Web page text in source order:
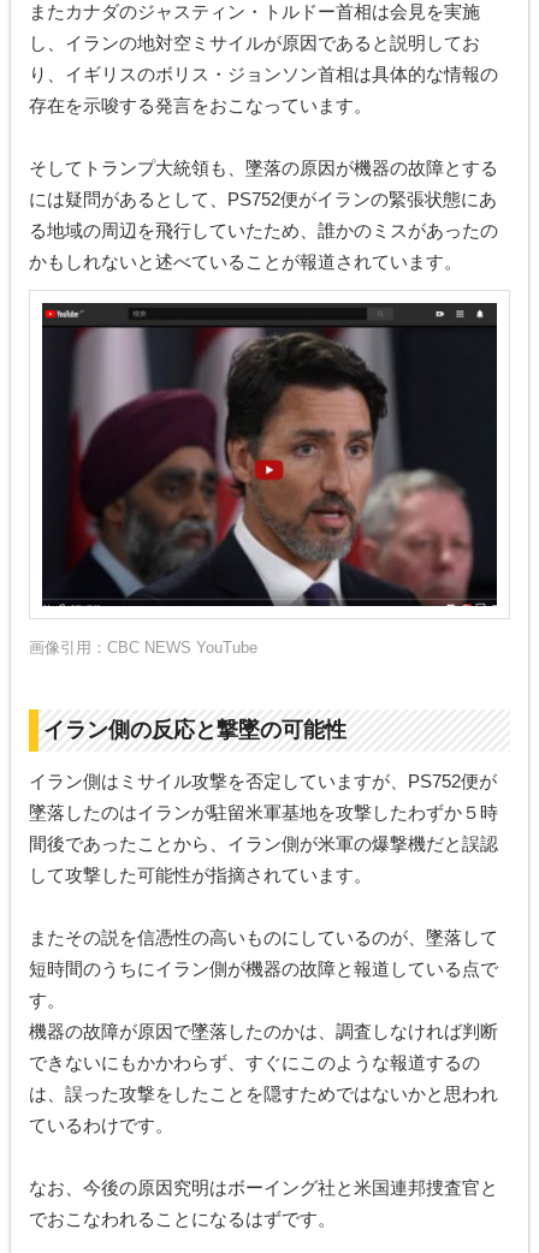
またカナダのジャスティン・トルドー首相は会見を実施
し、イランの地対空ミサイルが原因であると説明してお
り、イギリスのボリス・ジョンソン首相は具体的な情報の
存在を示唆する発言をおこなっています。
そしてトランプ大統領も、墜落の原因が機器の故障とする
には疑問があるとして、PS752便がイランの緊張状態にあ
る地域の周辺を飛行していたため、誰かのミスがあったの
かもしれないと述べていることが報道されています。
画像引用： CBC NEWS YouTube
イラン側の反応と撃墜の可能性
イラン側はミサイル攻撃を否定していますが、PS752便が
墜落したのはイランが駐留米軍基地を攻撃したわずか５時
間後であったことから、イラン側が米軍の爆撃機だと誤認
して攻撃した可能性が指摘されています。
またその説を信憑性の高いものにしているのが、墜落して
短時間のうちにイラン側が機器の故障と報道している点で
す。
機器の故障が原因で墜落したのかは、調査しなければ判断
できないにもかかわらず、すぐにこのような報道するの
は、誤った攻撃をしたことを隠すためではないかと思われ
ているわけです。
なお、今後の原因究明はボーイング社と米国連邦捜査官と
でおこなわれることになるはずです。